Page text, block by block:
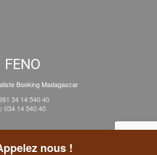
FENO
Booking Madagascar
34 14 540 40
034 14 540 40
établissement
nous !